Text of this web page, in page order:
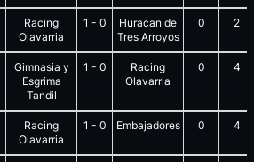
Racing
Olavarria
1 - 0
Huracan de
Tres Arroyos
0 2
Gimnasia y
Esgrima
Tandil
1 - 0
Racing
Olavarria
0 4
Racing
Olavarria
1 - 0 Embajadores 0 4